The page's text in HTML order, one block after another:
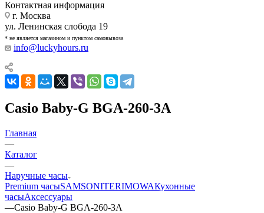
Контактная информация
г. Москва
ул. Ленинская слобода 19
* не является магазином и пунктом самовывоза
info@luckyhours.ru
Casio Baby-G BGA-260-3A
Главная
—
Каталог
—
Наручные часы
Premium часыSAMSONITERIMOWAКухонные
часыАксессуары
—Casio Baby-G BGA-260-3A